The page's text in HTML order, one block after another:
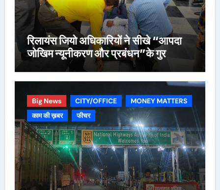
रिलायंस जियो अधिकारियों ने सीखे “आपदा
जोखिम न्यूनीकरण और प्रबंधन”के गुर
Big News CITY/OFFICE
MONEY MATTERS
काम की ख़बर
फीचर